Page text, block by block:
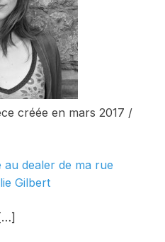
créée en mars 2017 /
au dealer de ma rue
Gilbert